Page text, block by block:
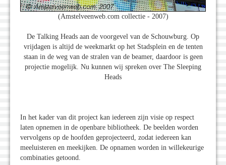
(Amstelveenweb.com collectie - 2007)
De Talking Heads aan de voorgevel van de Schouwburg. Op
vrijdagen is altijd de weekmarkt op het Stadsplein en de tenten
staan in de weg van de stralen van de beamer, daardoor is geen
projectie mogelijk. Nu kunnen wij spreken over The Sleeping
Heads
In het kader van dit project kan iedereen zijn visie op respect
laten opnemen in de openbare bibliotheek. De beelden worden
vervolgens op de hoofden geprojecteerd, zodat iedereen kan
meeluisteren en meekijken. De opnamen worden in willekeurige
combinaties getoond.